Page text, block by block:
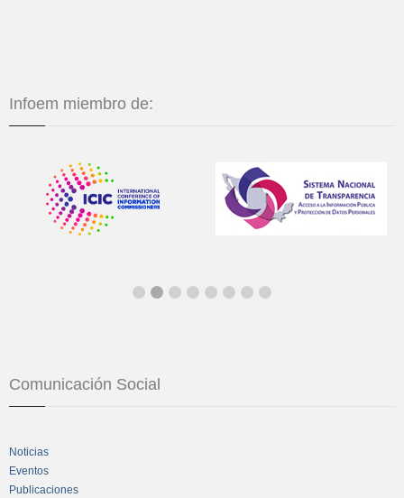
Infoem miembro de:
Comunicación Social
Noticias
Eventos
Publicaciones